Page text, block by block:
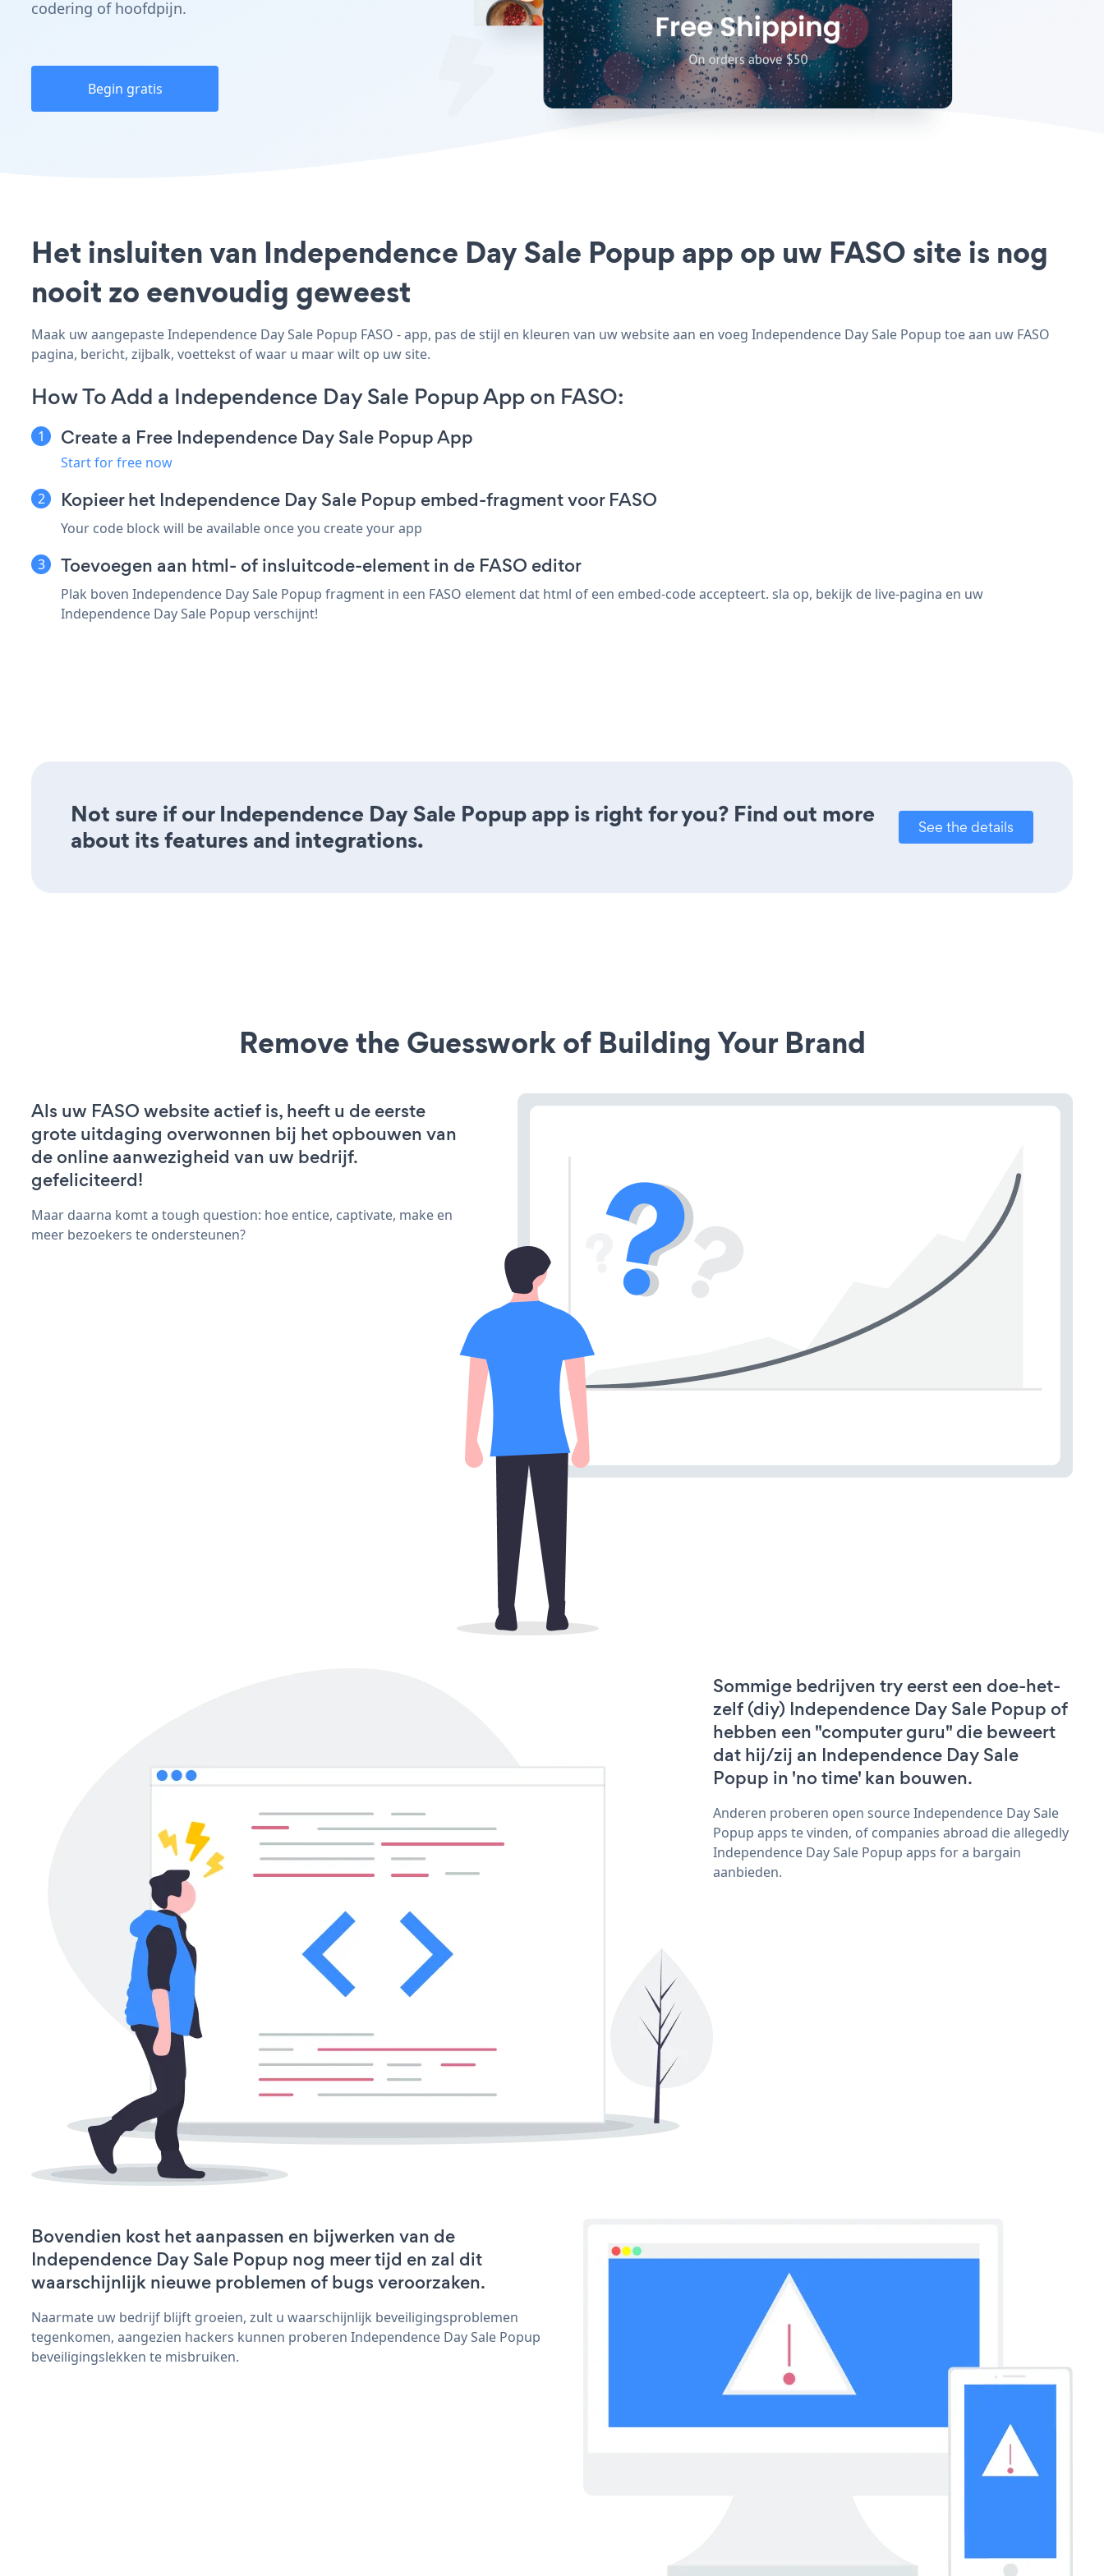
codering of hoofdpijn.
Begin gratis
Het insluiten van Independence Day Sale Popup app op uw FASO site is nog
nooit zo eenvoudig geweest
Maak uw aangepaste Independence Day Sale Popup FASO - app, pas de stijl en kleuren van uw website aan en voeg Independence Day Sale Popup toe aan uw FASO
pagina, bericht, zijbalk, voettekst of waar u maar wilt op uw site.
How To Add a Independence Day Sale Popup App on FASO:
Create a Free Independence Day Sale Popup App
Start for free now
Kopieer het Independence Day Sale Popup embed-fragment voor FASO
Your code block will be available once you create your app
Toevoegen aan html- of insluitcode-element in de FASO editor
Plak boven Independence Day Sale Popup fragment in een FASO element dat html of een embed-code accepteert. sla op, bekijk de live-pagina en uw
Independence Day Sale Popup verschijnt!
Not sure if our Independence Day Sale Popup app is right for you? Find out more
about its features and integrations.
See the details
Remove the Guesswork of Building Your Brand
Als uw FASO website actief is, heeft u de eerste
grote uitdaging overwonnen bij het opbouwen van
de online aanwezigheid van uw bedrijf.
gefeliciteerd!
Maar daarna komt a tough question: hoe entice, captivate, make en
meer bezoekers te ondersteunen?
Sommige bedrijven try eerst een doe-het-
zelf (diy) Independence Day Sale Popup of
hebben een "computer guru" die beweert
dat hij/zij an Independence Day Sale
Popup in 'no time' kan bouwen.
Anderen proberen open source Independence Day Sale
Popup apps te vinden, of companies abroad die allegedly
Independence Day Sale Popup apps for a bargain
aanbieden.
Bovendien kost het aanpassen en bijwerken van de
Independence Day Sale Popup nog meer tijd en zal dit
waarschijnlijk nieuwe problemen of bugs veroorzaken.
Naarmate uw bedrijf blijft groeien, zult u waarschijnlijk beveiligingsproblemen
tegenkomen, aangezien hackers kunnen proberen Independence Day Sale Popup
beveiligingslekken te misbruiken.